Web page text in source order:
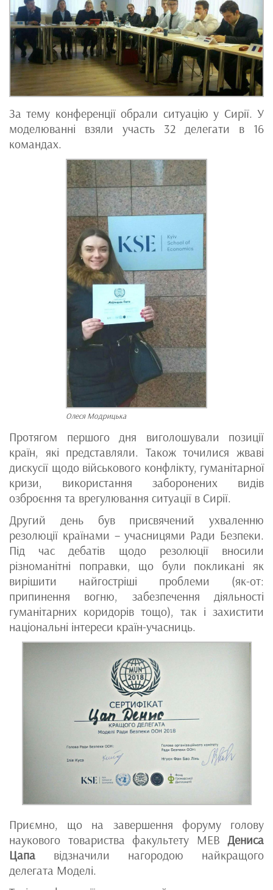
За тему конференції обрали ситуацію у Сирії. У
моделюванні взяли участь 32 делегати в 16
командах.
Олеся Модрицька
Протягом першого дня виголошували позиції
країн, які представляли. Також точилися жваві
дискусії щодо військового конфлікту, гуманітарної
кризи, використання заборонених видів
озброєння та врегулювання ситуації в Сирії.
Другий день був присвячений ухваленню
резолюції країнами – учасницями Ради Безпеки.
Під час дебатів щодо резолюції вносили
різноманітні поправки, що були покликані як
вирішити найгостріші проблеми (як-от:
припинення вогню, забезпечення діяльності
гуманітарних коридорів тощо), так і захистити
національні інтереси країн-учасниць.
Приємно, що на завершення форуму голову
наукового товариства факультету МЕВ Дениса
Цапа відзначили нагородою найкращого
делегата Моделі.